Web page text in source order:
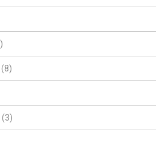
(8)
(3)